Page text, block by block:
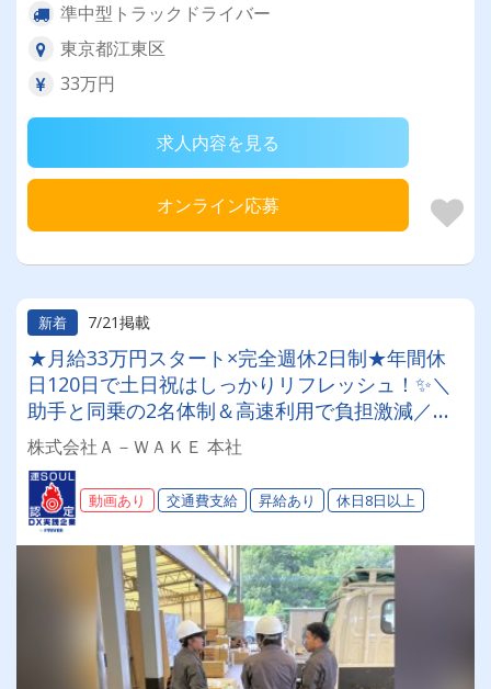
準中型トラックドライバー
東京都江東区
33万円
求人内容を見る
オンライン応募
新着 7/21掲載
★月給33万円スタート×完全週休2日制★年間休
日120日で土日祝はしっかりリフレッシュ！✨＼
助手と同乗の2名体制＆高速利用で負担激減／残
業月20h以内の好環境◎家賃補助2万円や免許取
得支援など、将来まで安心の厚待遇で働けます！
【什器リース品配送ドライバー】
株式会社Ａ－ＷＡＫＥ 本社
動画あり 交通費支給 昇給あり 休日8日以上